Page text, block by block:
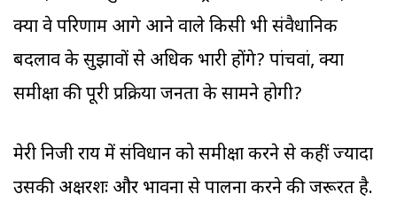
क्या वे परिणाम आगे आने वाले किसी भी संवैधानिक
बदलाव के सुझावों से अधिक भारी होंगे? पांचवां, क्या
समीक्षा की पूरी प्रक्रिया जनता के सामने होगी?
मेरी निजी राय में संविधान को समीक्षा करने से कहीं ज्यादा
उसकी अक्षरशः और भावना से पालना करने की जरूरत है.